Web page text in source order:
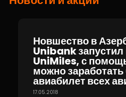
Новшество в
Unibank
UniMiles, с
можно
авиабилет всех
17.05.2018